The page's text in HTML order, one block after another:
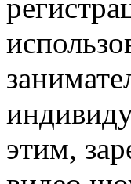
этим,